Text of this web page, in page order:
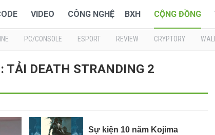
VIDEO CÔNG NGHỆ BXH CỘNG ĐỒNG
PC/CONSOLE ESPORT REVIEW CRYPTORY
TẢI DEATH STRANDING 2
Sự kiện 10 năm Kojima